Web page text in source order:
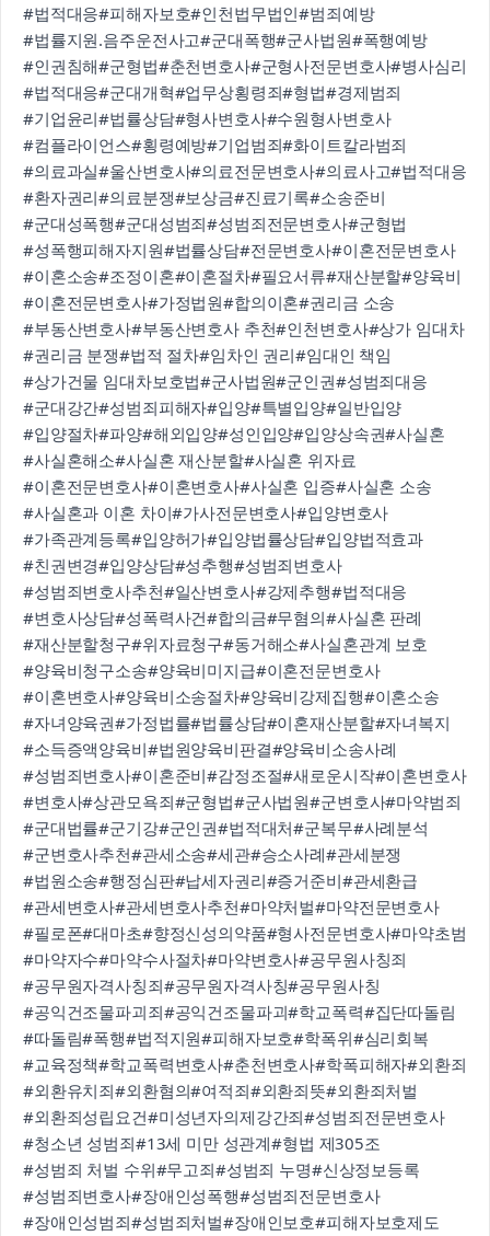
#법적대응#피해자보호#인천법무법인#범죄예방
#법률지원.음주운전사고#군대폭행#군사법원#폭행예방
#인권침해#군형법#춘천변호사#군형사전문변호사#병사심리
#법적대응#군대개혁#업무상횡령죄#형법#경제범죄
#기업윤리#법률상담#형사변호사#수원형사변호사
#컴플라이언스#횡령예방#기업범죄#화이트칼라범죄
#의료과실#울산변호사#의료전문변호사#의료사고#법적대응
#환자권리#의료분쟁#보상금#진료기록#소송준비
#군대성폭행#군대성범죄#성범죄전문변호사#군형법
#성폭행피해자지원#법률상담#전문변호사#이혼전문변호사
#이혼소송#조정이혼#이혼절차#필요서류#재산분할#양육비
#이혼전문변호사#가정법원#합의이혼#권리금 소송
#부동산변호사#부동산변호사 추천#인천변호사#상가 임대차
#권리금 분쟁#법적 절차#임차인 권리#임대인 책임
#상가건물 임대차보호법#군사법원#군인권#성범죄대응
#군대강간#성범죄피해자#입양#특별입양#일반입양
#입양절차#파양#해외입양#성인입양#입양상속권#사실혼
#사실혼해소#사실혼 재산분할#사실혼 위자료
#이혼전문변호사#이혼변호사#사실혼 입증#사실혼 소송
#사실혼과 이혼 차이#가사전문변호사#입양변호사
#가족관계등록#입양허가#입양법률상담#입양법적효과
#친권변경#입양상담#성추행#성범죄변호사
#성범죄변호사추천#일산변호사#강제추행#법적대응
#변호사상담#성폭력사건#합의금#무혐의#사실혼 판례
#재산분할청구#위자료청구#동거해소#사실혼관계 보호
#양육비청구소송#양육비미지급#이혼전문변호사
#이혼변호사#양육비소송절차#양육비강제집행#이혼소송
#자녀양육권#가정법률#법률상담#이혼재산분할#자녀복지
#소득증액양육비#법원양육비판결#양육비소송사례
#성범죄변호사#이혼준비#감정조절#새로운시작#이혼변호사
#변호사#상관모욕죄#군형법#군사법원#군변호사#마약범죄
#군대법률#군기강#군인권#법적대처#군복무#사례분석
#군변호사추천#관세소송#세관#승소사례#관세분쟁
#법원소송#행정심판#납세자권리#증거준비#관세환급
#관세변호사#관세변호사추천#마약처벌#마약전문변호사
#필로폰#대마초#향정신성의약품#형사전문변호사#마약초범
#마약자수#마약수사절차#마약변호사#공무원사칭죄
#공무원자격사칭죄#공무원자격사칭#공무원사칭
#공익건조물파괴죄#공익건조물파괴#학교폭력#집단따돌림
#따돌림#폭행#법적지원#피해자보호#학폭위#심리회복
#교육정책#학교폭력변호사#춘천변호사#학폭피해자#외환죄
#외환유치죄#외환혐의#여적죄#외환죄뜻#외환죄처벌
#외환죄성립요건#미성년자의제강간죄#성범죄전문변호사
#청소년 성범죄#13세 미만 성관계#형법 제305조
#성범죄 처벌 수위#무고죄#성범죄 누명#신상정보등록
#성범죄변호사#장애인성폭행#성범죄전문변호사
#장애인성범죄#성범죄처벌#장애인보호#피해자보호제도